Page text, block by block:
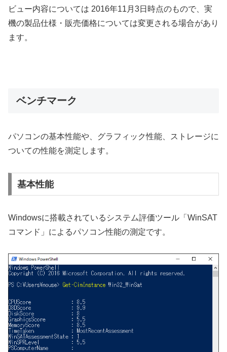
ビュー内容については 2016年11月3日時点のもので、実
機の製品仕様・販売価格については変更される場合があり
ます。
ベンチマーク
パソコンの基本性能や、グラフィック性能、ストレージに
ついての性能を測定します。
基本性能
Windowsに搭載されているシステム評価ツール「WinSAT
コマンド」によるパソコン性能の測定です。